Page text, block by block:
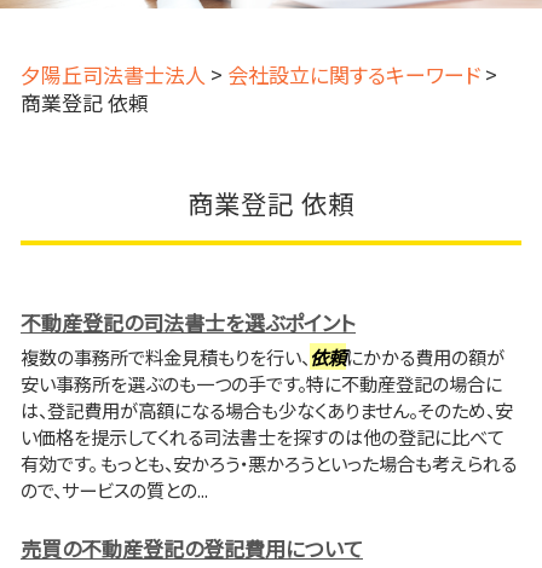
夕陽丘司法書士法人 > 会社設立に関するキーワード >
商業登記 依頼
商業登記 依頼
不動産登記の司法書士を選ぶポイント
複数の事務所で料金見積もりを行い、 依頼にかかる費用の額が
安い事務所を選ぶのも一つの手です。特に不動産登記の場合に
は、登記費用が高額になる場合も少なくありません。そのため、安
い価格を提示してくれる司法書士を探すのは他の登記に比べて
有効です。 もっとも、安かろう・悪かろうといった場合も考えられる
ので、サービスの質との...
売買の不動産登記の登記費用について